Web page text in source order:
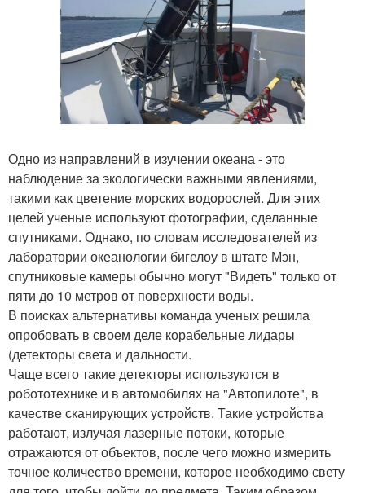
Одно из направлений в изучении океана - это
наблюдение за экологически важными явлениями,
такими как цветение морских водорослей. Для этих
целей ученые используют фотографии, сделанные
спутниками. Однако, по словам исследователей из
лаборатории океанологии бигелоу в штате Мэн,
спутниковые камеры обычно могут "Видеть" только от
пяти до 10 метров от поверхности воды.
В поисках альтернативы команда ученых решила
опробовать в своем деле корабельные лидары
(детекторы света и дальности.
Чаще всего такие детекторы используются в
робототехнике и в автомобилях на "Автопилоте", в
качестве сканирующих устройств. Такие устройства
работают, излучая лазерные потоки, которые
отражаются от объектов, после чего можно измерить
точное количество времени, которое необходимо свету